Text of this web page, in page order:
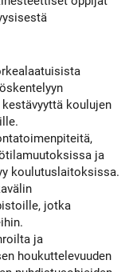
koulujen
ja
koulutuslaitoksissa.
jotka
ja
houkuttelevuuden